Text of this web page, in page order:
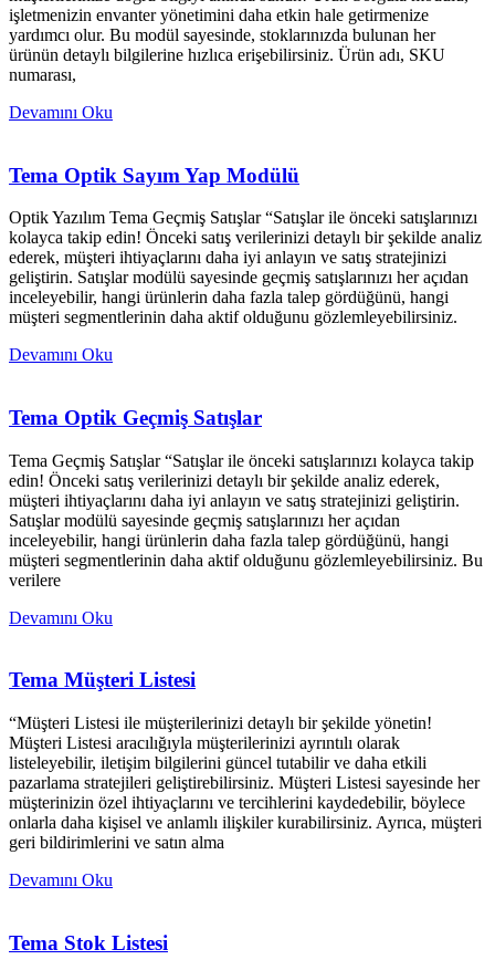
işletmenizin envanter yönetimini daha etkin hale getirmenize
yardımcı olur. Bu modül sayesinde, stoklarınızda bulunan her
ürünün detaylı bilgilerine hızlıca erişebilirsiniz. Ürün adı, SKU
numarası,
Devamını Oku
Tema Optik Sayım Yap Modülü
Optik Yazılım Tema Geçmiş Satışlar “Satışlar ile önceki satışlarınızı
kolayca takip edin! Önceki satış verilerinizi detaylı bir şekilde analiz
ederek, müşteri ihtiyaçlarını daha iyi anlayın ve satış stratejinizi
geliştirin. Satışlar modülü sayesinde geçmiş satışlarınızı her açıdan
inceleyebilir, hangi ürünlerin daha fazla talep gördüğünü, hangi
müşteri segmentlerinin daha aktif olduğunu gözlemleyebilirsiniz.
Devamını Oku
Tema Optik Geçmiş Satışlar
Tema Geçmiş Satışlar “Satışlar ile önceki satışlarınızı kolayca takip
edin! Önceki satış verilerinizi detaylı bir şekilde analiz ederek,
müşteri ihtiyaçlarını daha iyi anlayın ve satış stratejinizi geliştirin.
Satışlar modülü sayesinde geçmiş satışlarınızı her açıdan
inceleyebilir, hangi ürünlerin daha fazla talep gördüğünü, hangi
müşteri segmentlerinin daha aktif olduğunu gözlemleyebilirsiniz. Bu
verilere
Devamını Oku
Tema Müşteri Listesi
“Müşteri Listesi ile müşterilerinizi detaylı bir şekilde yönetin!
Müşteri Listesi aracılığıyla müşterilerinizi ayrıntılı olarak
listeleyebilir, iletişim bilgilerini güncel tutabilir ve daha etkili
pazarlama stratejileri geliştirebilirsiniz. Müşteri Listesi sayesinde her
müşterinizin özel ihtiyaçlarını ve tercihlerini kaydedebilir, böylece
onlarla daha kişisel ve anlamlı ilişkiler kurabilirsiniz. Ayrıca, müşteri
geri bildirimlerini ve satın alma
Devamını Oku
Tema Stok Listesi